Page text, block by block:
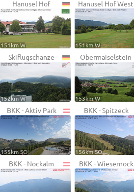
Hanusel Hof
151km W
Hanusel Hof West
151km W
Skiflugschanze
152km W
Obermaiselstein
153km W
BKK - Aktiv Park
155km SO
BKK - Spitzeck
156km SO
BKK - Nockalm BKK - Wiesernock